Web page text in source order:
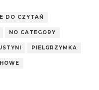
DO CZYTAŃ
NO CATEGORY
PIELGRZYMKA